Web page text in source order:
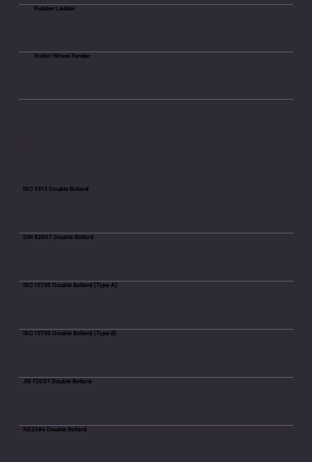
Rubber Ladder
Roller/Wheel Fender
ISO 3913 Double Bollard
DIN 82607 Double Bollard
ISO 13795 Double Bollard (Type A)
ISO 13795 Double Bollard (Type B)
JIS F2001 Double Bollard
NS2584 Double Bollard